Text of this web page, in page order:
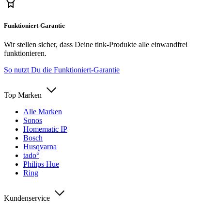
Funktioniert-Garantie
Wir stellen sicher, dass Deine tink-Produkte alle einwandfrei
funktionieren.
So nutzt Du die Funktioniert-Garantie
Top Marken
Alle Marken
Sonos
Homematic IP
Bosch
Husqvarna
tado°
Philips Hue
Ring
Kundenservice